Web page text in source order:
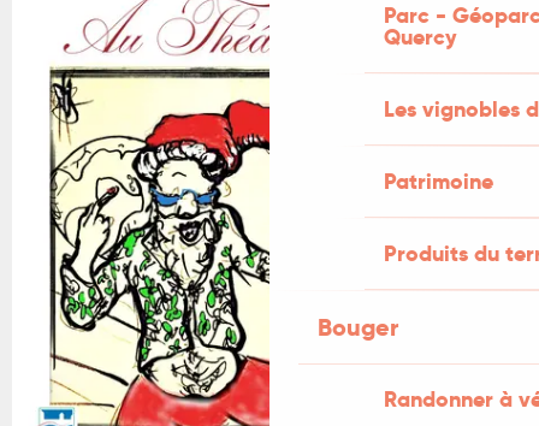
Parc -
Quercy
Les vignobles
Patrimoine
Produits du
Bouger
Randonner à